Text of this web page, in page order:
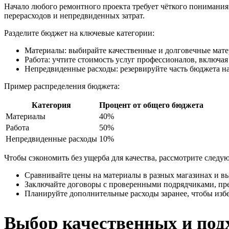
Начало любого ремонтного проекта требует чёткого
перерасходов и непредвиденных затрат.
Разделите бюджет на ключевые категории:
Материалы: выбирайте качественные и долговечные
Работа: учтите стоимость услуг профессионалов,
Непредвиденные расходы: резервируйте часть бюджета
Пример распределения бюджета:
Категория
Процент от общего бюджета
Материалы
40%
Работа
50%
Непредвиденные расходы 10%
Чтобы сэкономить без ущерба для качества, рассмотрите
Сравнивайте цены на материалы в разных магазинах и
Заключайте договоры с проверенными подрядчиками,
Планируйте дополнительные расходы заранее, чтобы
Выбор качественных и